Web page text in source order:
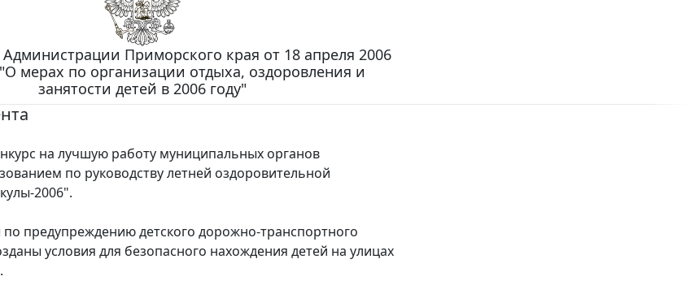
Приморского края от 18 апреля 2006
мерах по организации отдыха, оздоровления и
занятости детей в 2006 году"
на лучшую работу муниципальных органов
по руководству летней оздоровительной
2006".
предупреждению детского дорожно-транспортного
условия для безопасного нахождения детей на улицах